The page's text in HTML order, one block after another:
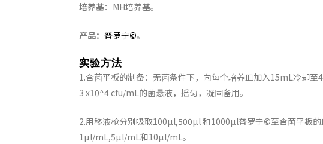
培养基：MH培养基。
产品： 普罗宁©。
实验方法
1.含菌平板的制备：无菌条件下，向每个培养皿加入15mL冷却
3 x10^4 cfu/mL的菌悬液，摇匀，凝固备用。
2.用移液枪分别吸取100µl,500µl 和1000µl普罗宁©至含菌平板
1µl/mL,5µl/mL和10µl/mL。